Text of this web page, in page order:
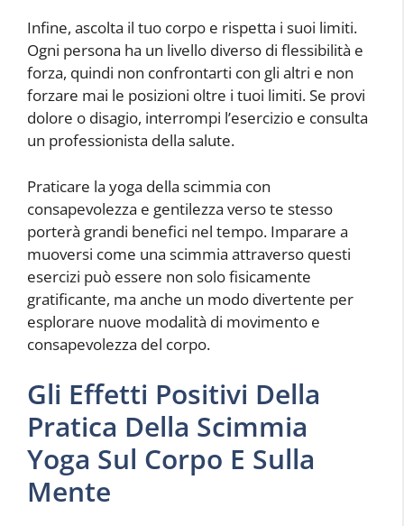
Infine, ascolta il tuo corpo e rispetta i suoi limiti.
Ogni persona ha un livello diverso di flessibilità e
forza, quindi non confrontarti con gli altri e non
forzare mai le posizioni oltre i tuoi limiti. Se provi
dolore o disagio, interrompi l’esercizio e consulta
un professionista della salute.
Praticare la yoga della scimmia con
consapevolezza e gentilezza verso te stesso
porterà grandi benefici nel tempo. Imparare a
muoversi come una scimmia attraverso questi
esercizi può essere non solo fisicamente
gratificante, ma anche un modo divertente per
esplorare nuove modalità di movimento e
consapevolezza del corpo.
Gli Effetti Positivi Della
Pratica Della Scimmia
Yoga Sul Corpo E Sulla
Mente